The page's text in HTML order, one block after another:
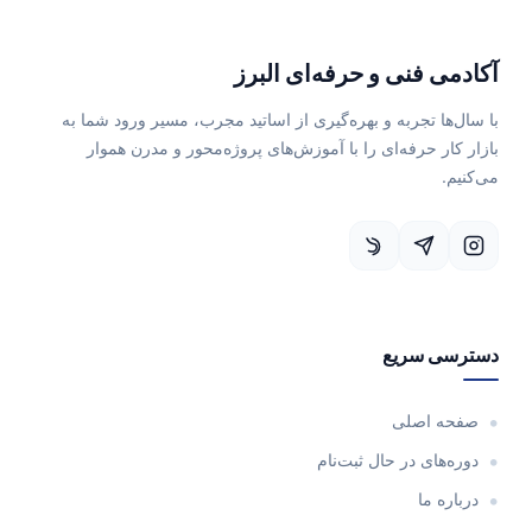
آکادمی فنی و حرفه‌ای البرز
با سال‌ها تجربه و بهره‌گیری از اساتید مجرب، مسیر ورود شما به
بازار کار حرفه‌ای را با آموزش‌های پروژه‌محور و مدرن هموار
می‌کنیم.
دسترسی سریع
صفحه اصلی
دوره‌های در حال ثبت‌نام
درباره ما